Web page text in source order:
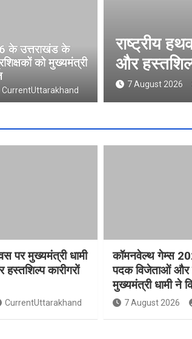
के उत्तराखंड के
को मुख्यमंत्री
CurrentUttarakhand
धामी ने उत्कृष्ट बुनकरों
पर मुख्यमंत्री धामी
कारीगरों
CurrentUttarakhand
कॉमनवेल्थ गेम्स
पदक विजेताओं और
मुख्यमंत्री धामी ने
7 August 2026